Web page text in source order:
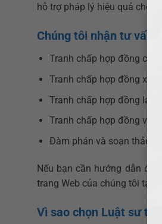
hỗ trợ pháp lý hiệu quả cho
Chúng tôi nhận tư vấn
Tranh chấp hợp đồng
Tranh chấp hợp đồng xây
Tranh chấp hợp đồng lao
Tranh chấp hợp đồng vay
Đàm phán và soạn thảo
Nếu bạn cần hướng dẫn
trang Web của chúng tôi tại
Vì sao chọn Luật sư